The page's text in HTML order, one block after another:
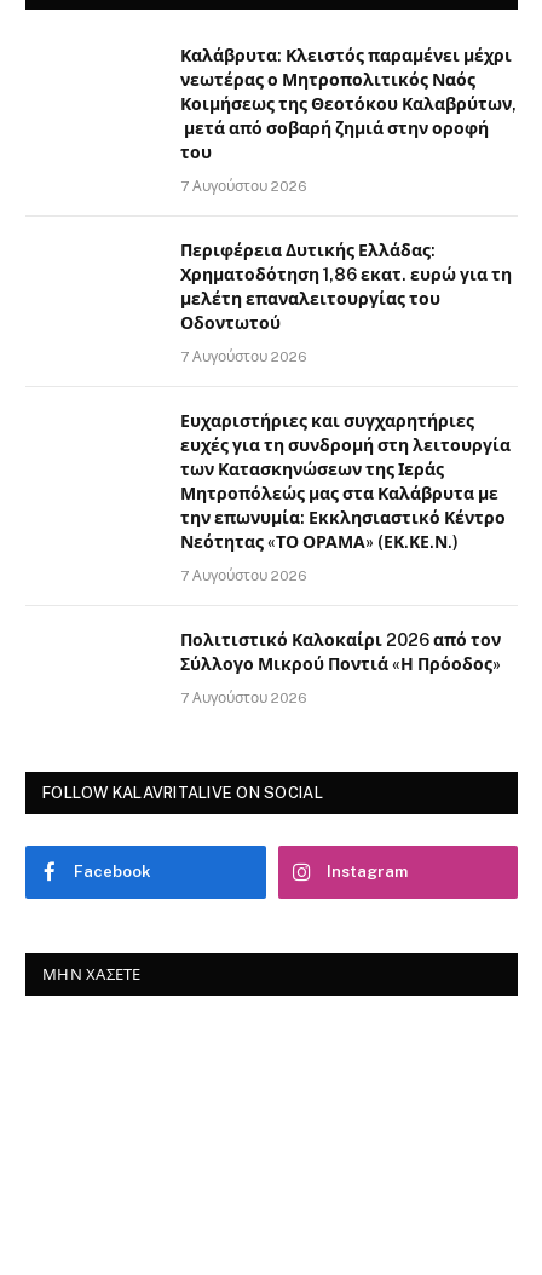
Καλάβρυτα: Κλειστός παραμένει μέχρι
νεωτέρας ο Μητροπολιτικός Ναός
Κοιμήσεως της Θεοτόκου Καλαβρύτων,
μετά από σοβαρή ζημιά στην οροφή
του
7 Αυγούστου 2026
Περιφέρεια Δυτικής Ελλάδας:
Χρηματοδότηση 1,86 εκατ. ευρώ για τη
μελέτη επαναλειτουργίας του
Οδοντωτού
7 Αυγούστου 2026
Ευχαριστήριες και συγχαρητήριες
ευχές για τη συνδρομή στη λειτουργία
των Κατασκηνώσεων της Ιεράς
Μητροπόλεώς μας στα Καλάβρυτα με
την επωνυμία: Εκκλησιαστικό Κέντρο
Νεότητας «ΤΟ ΟΡΑΜΑ» (ΕΚ.ΚΕ.Ν.)
7 Αυγούστου 2026
Πολιτιστικό Καλοκαίρι 2026 από τον
Σύλλογο Μικρού Ποντιά «Η Πρόοδος»
7 Αυγούστου 2026
FOLLOW KALAVRITALIVE ON SOCIAL
Facebook Instagram
ΜΗΝ ΧΆΣΕΤΕ